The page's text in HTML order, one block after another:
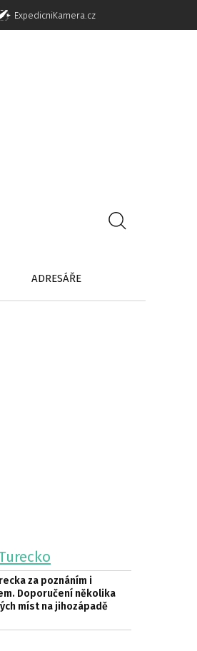
ExpedicniKamera.cz
ADRESÁŘE
za poznáním i
Doporučení několika
míst na jihozápadě